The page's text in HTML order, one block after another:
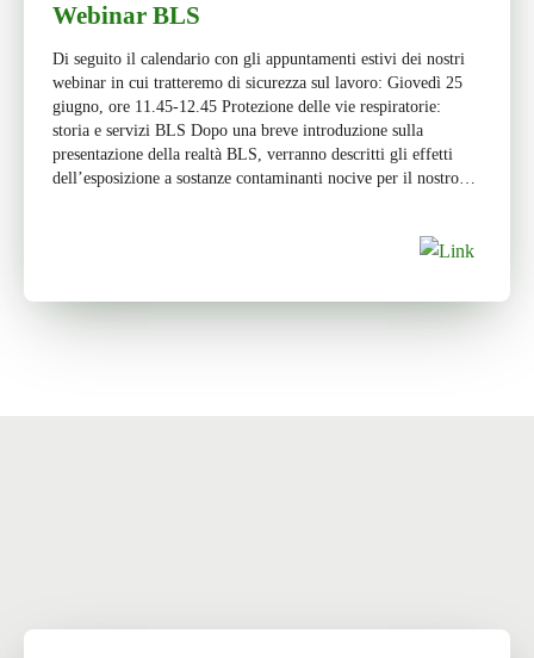
Webinar BLS
Di seguito il calendario con gli appuntamenti estivi dei nostri
webinar in cui tratteremo di sicurezza sul lavoro: Giovedì 25
giugno, ore 11.45-12.45 Protezione delle vie respiratorie:
storia e servizi BLS Dopo una breve introduzione sulla
presentazione della realtà BLS, verranno descritti gli effetti
dell’esposizione a sostanze contaminanti nocive per il nostro